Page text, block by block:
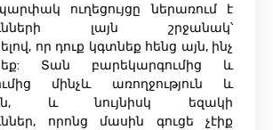
ուղեցույցը ներառում է
լայն շրջանակ՝
որ դուք կգտնեք հենց այն, ինչ
Տան բարեկարգումից և
մինչև առողջություն և
և նույնիսկ եզակի
որոնց մասին գուցե չէիք